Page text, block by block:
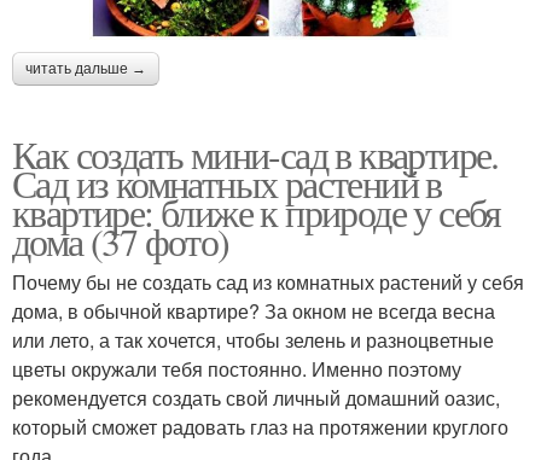
читать дальше →
Как создать мини-сад в квартире.
Сад из комнатных растений в
квартире: ближе к природе у себя
дома (37 фото)
Почему бы не создать сад из комнатных растений у себя
дома, в обычной квартире? За окном не всегда весна
или лето, а так хочется, чтобы зелень и разноцветные
цветы окружали тебя постоянно. Именно поэтому
рекомендуется создать свой личный домашний оазис,
который сможет радовать глаз на протяжении круглого